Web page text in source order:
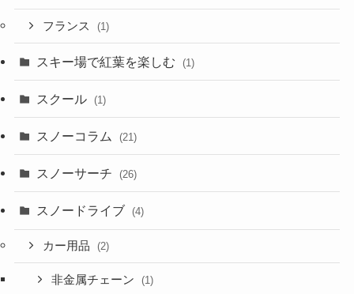
フランス (1)
スキー場で紅葉を楽しむ (1)
スクール (1)
スノーコラム (21)
スノーサーチ (26)
スノードライブ (4)
カー用品 (2)
非金属チェーン (1)